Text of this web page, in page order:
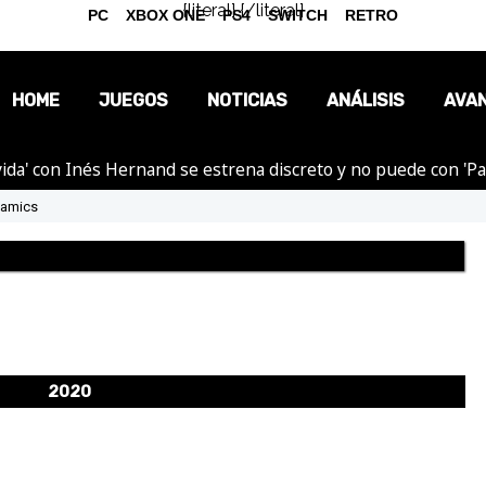
{literal}{/literal}
HOME JUEGOS NOTICIAS
OPINIÓN
ANÁLISIS
con Inés Hernand se estrena discreto y no puede con
2020
PC XBOX ONE PS4 SWITCH RETRO